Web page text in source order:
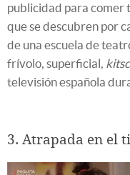
publicidad para comer
que se descubren por
de una escuela de
frívolo, superficial,
televisión española
3. Atrapada en el